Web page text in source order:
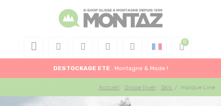
DESTOCKAGE ETE : Montagne & Mode !
Accueil Glisse hiver Skis / marque Line